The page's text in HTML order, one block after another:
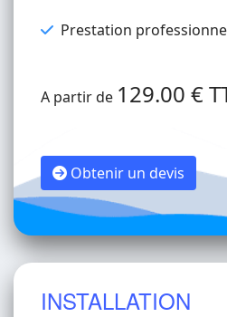
Prestation
A partir de 129.00 €
Obtenir un devis
INSTALLATION